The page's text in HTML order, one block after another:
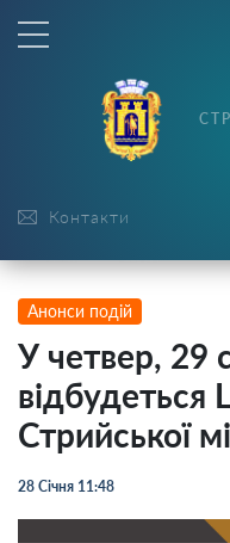
Контакти
Анонси подій
У четвер, 29
відбудеться
Стрийської
28 Січня 11:48